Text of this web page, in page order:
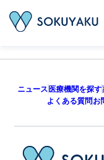
ニュース医療機関を探す
よくある質問お